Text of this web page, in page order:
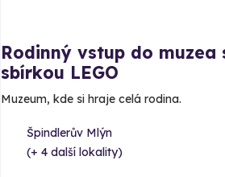
Rodinný vstup do muzea
sbírkou LEGO
Muzeum, kde si hraje celá rodina.
Špindlerův Mlýn
(+ 4 další lokality)